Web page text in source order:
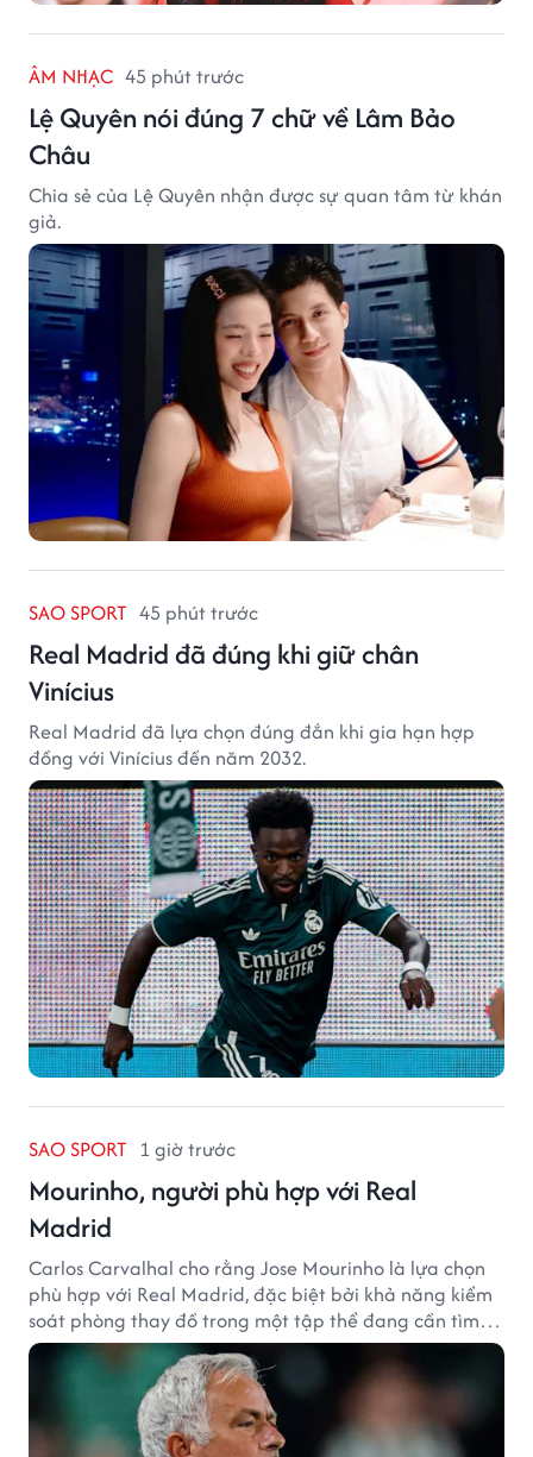
ÂM NHẠC 45 phút trước
Lệ Quyên nói đúng 7 chữ về Lâm Bảo
Châu
Chia sẻ của Lệ Quyên nhận được sự quan tâm từ khán
giả.
SAO SPORT 45 phút trước
Real Madrid đã đúng khi giữ chân
Vinícius
Real Madrid đã lựa chọn đúng đắn khi gia hạn hợp
đồng với Vinícius đến năm 2032.
SAO SPORT 1 giờ trước
Mourinho, người phù hợp với Real
Madrid
Carlos Carvalhal cho rằng Jose Mourinho là lựa chọn
phù hợp với Real Madrid, đặc biệt bởi khả năng kiểm
soát phòng thay đồ trong một tập thể đang cần tìm
lại sự ổn định.